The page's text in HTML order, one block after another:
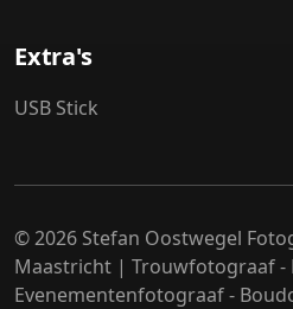
Extra's
USB Stick
© 2026 Stefan Oostwegel
Maastricht | Trouwfotograaf -
Evenementenfotograaf -